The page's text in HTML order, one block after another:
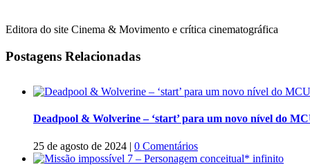
Editora do site Cinema & Movimento e crítica cinematográfica
Postagens Relacionadas
Deadpool & Wolverine – ‘start’ para um novo nível do
25 de agosto de 2024 | 0 Comentários